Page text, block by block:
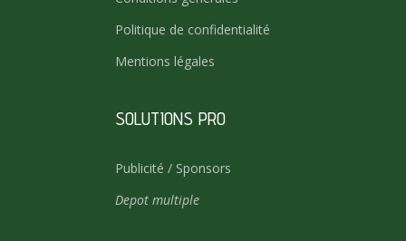
Politique de confidentialité
Mentions légales
SOLUTIONS PRO
Publicité / Sponsors
Depot multiple